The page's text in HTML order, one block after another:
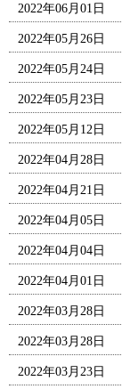
2022年06月01日
2022年05月26日
2022年05月24日
2022年05月23日
2022年05月12日
2022年04月28日
2022年04月21日
2022年04月05日
2022年04月04日
2022年04月01日
2022年03月28日
2022年03月28日
2022年03月23日